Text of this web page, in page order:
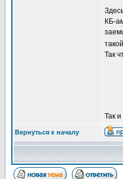
КБ-
Так
Так
Вернуться к началу